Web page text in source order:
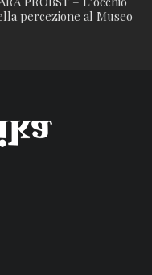
percezione al Museo